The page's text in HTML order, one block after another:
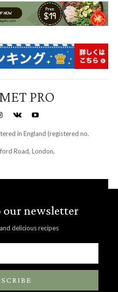
PRO
in England (registered no.
Road, London,
our newsletter
delicious recipes